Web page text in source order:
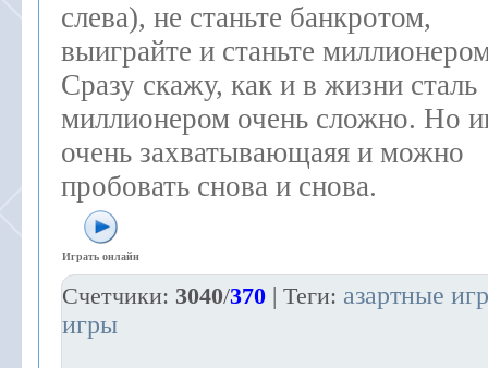
слева), не станьте банкротом,
выиграйте и станьте
Сразу скажу, как и в жизни сталь
миллионером очень сложно. Но
очень захватывающаяя и можно
пробовать снова и снова.
Играть онлайн
Счетчики: 3040/370 | Теги: азартные
игры